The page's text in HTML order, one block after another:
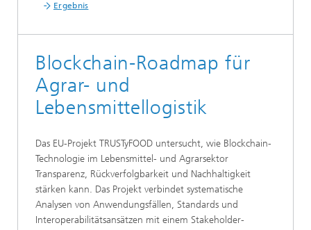
Ergebnis
Blockchain-Roadmap für
Agrar- und
Lebensmittellogistik
Das EU-Projekt TRUSTyFOOD untersucht, wie Blockchain-
Technologie im Lebensmittel- und Agrarsektor
Transparenz, Rückverfolgbarkeit und Nachhaltigkeit
stärken kann. Das Projekt verbindet systematische
Analysen von Anwendungsfällen, Standards und
Interoperabilitätsansätzen mit einem Stakeholder-